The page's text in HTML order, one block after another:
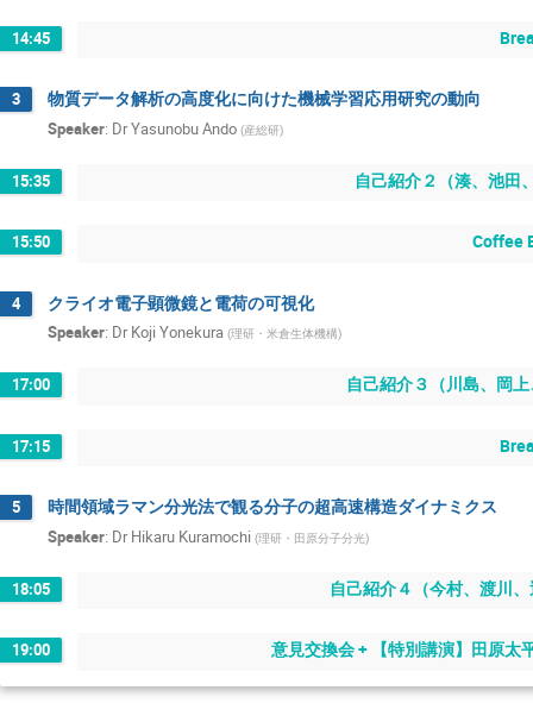
14:45
3 物質データ解析の高度化に向けた機械学習応用研究の動向
Speaker: DrYasunobu Ando (産総研)
15:35 自己紹介２（湊、池田
15:50 Coffee
4 クライオ電子顕微鏡と電荷の可視化
Speaker: Dr Koji Yonekura (理研・米倉生体機構)
17:00 自己紹介３（川島、岡
17:15
5 時間領域ラマン分光法で観る分子の超高速構造ダイナミクス
Speaker: Dr Hikaru Kuramochi (理研・田原分子分光)
18:05 自己紹介４（今村、渡川
19:00 意見交換会 + 【特別講演】田原太